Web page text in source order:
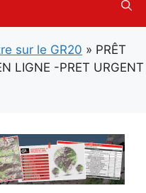
sur le GR20 » PRÊT
LIGNE -PRET URGENT